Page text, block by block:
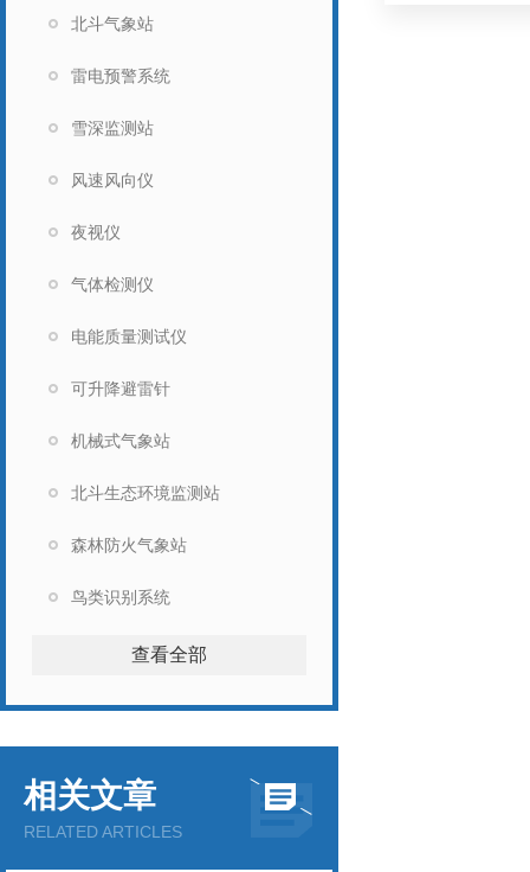
北斗气象站
雷电预警系统
雪深监测站
风速风向仪
夜视仪
气体检测仪
电能质量测试仪
可升降避雷针
机械式气象站
北斗生态环境监测站
森林防火气象站
鸟类识别系统
查看全部
相关文章
RELATED ARTICLES